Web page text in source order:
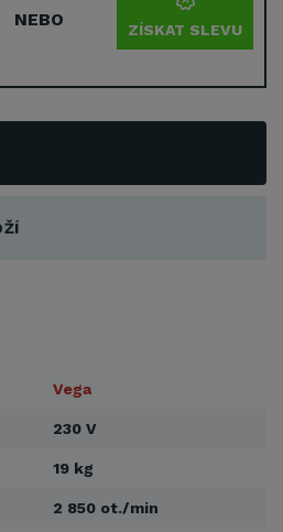
NEBO ZÍSKAT SLEVU
Vega
230 V
19 kg
2 850 ot./min